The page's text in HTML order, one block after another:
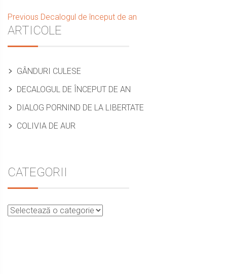
Navigare
în
Previous Previous
post:
Decalogul de început de an
Sidebar
ARTICOLE
GÂNDURI CULESE
DECALOGUL DE ÎNCEPUT DE AN
DIALOG PORNIND DE LA LIBERTATE
COLIVIA DE AUR
CATEGORII